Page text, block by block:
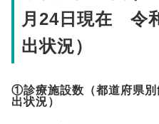
月24日現在 令
出状況）
①診療施設数（都道府県
出状況）